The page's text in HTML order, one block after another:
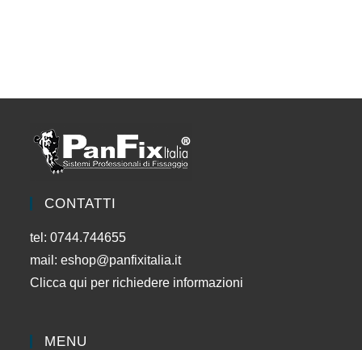
CONTATTI
tel: 0744.744655
mail:eshop@panfixitalia.it
Clicca qui per richiedere informazioni
MENU